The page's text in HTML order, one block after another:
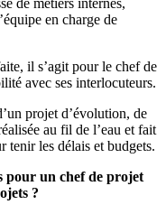
en charge de
il s’agit pour le chef de
avec ses interlocuteurs.
projet d’évolution, de
au fil de l’eau et fait
tenir les délais et budgets.
pour un chef de projet
?